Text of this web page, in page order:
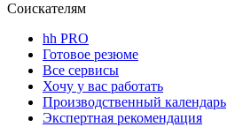
Соискателям
hh PRO
Готовое резюме
Все сервисы
Хочу у вас работать
Производственный календарь
Экспертная рекомендация